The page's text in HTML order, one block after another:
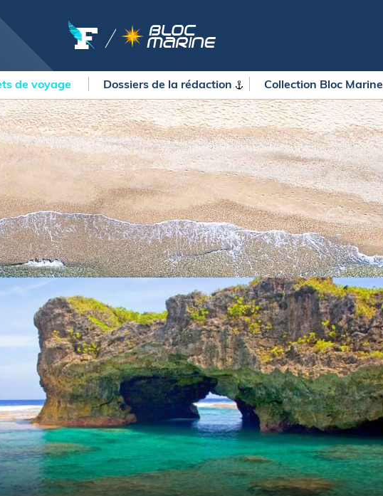
au large
du Figaro Paprec
Paprec
Globe
Challenge
Rhum - Destination
Café l'Or
Cup
en mer
MÉTÉO MARINE
LIFESTYLE
Shopping
Culture nautique
Gastronomie
Blogs
SERVICES
Nos magazines
La newsletter
METEO CONSULT Marine
Briefings
FLASH INFO
de voyage Dossiers de la rédaction Collection Bloc Marine